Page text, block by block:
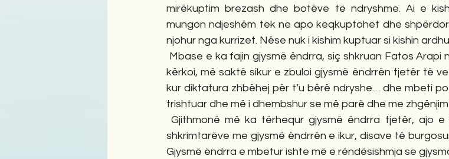
mirëkuptim brezash dhe botëve të ndryshme. Ai e
mungon ndjeshëm tek ne apo keqkuptohet dhe
njohur nga kurrizet. Nëse nuk i kishim kuptuar si kishin
kërkoi, më saktë sikur e zbuloi gjysmë ëndrrën tjetër të
kur diktatura zhbëhej për t’u bërë ndryshe… dhe mbeti
trishtuar dhe më i dhembshur se më parë dhe me
Gjithmonë më ka tërhequr gjysmë ëndrra tjetër, ajo e pathëna dot dhe u afrohesha
shkrimtarëve me gjysmë ëndrrën e ikur, disave të
Gjysmë ëndrra e mbetur ishte më e rëndësishmja se